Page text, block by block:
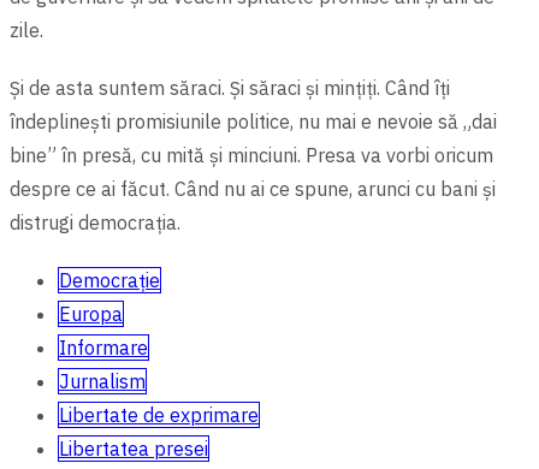
zile.
Şi de asta suntem săraci. Şi săraci şi mințiți. Când îți
îndeplineşti promisiunile politice, nu mai e nevoie să „dai
bine” în presă, cu mită şi minciuni. Presa va vorbi oricum
despre ce ai făcut. Când nu ai ce spune, arunci cu bani şi
distrugi democrația.
Democrație
Europa
Informare
Jurnalism
Libertate de exprimare
Libertatea presei